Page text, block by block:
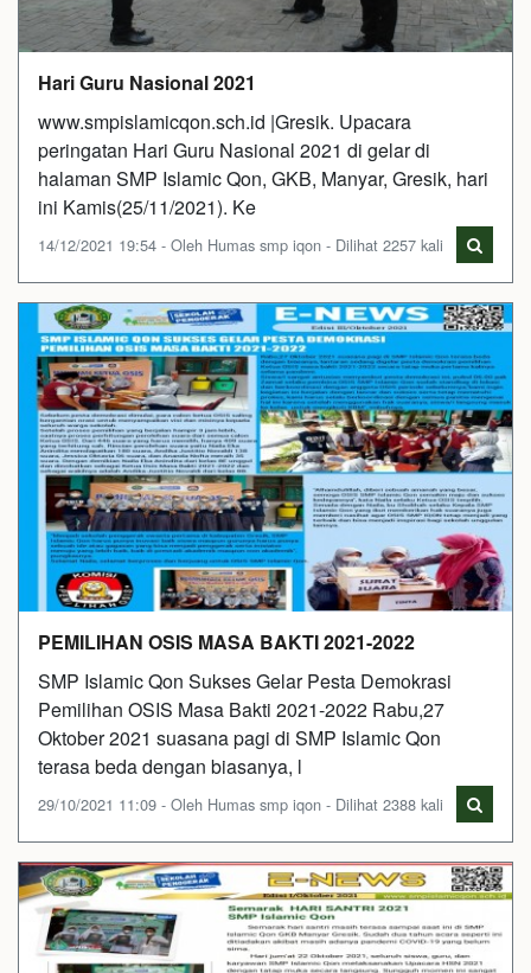
Hari Guru Nasional 2021
www.smpislamicqon.sch.id |Gresik. Upacara
peringatan Hari Guru Nasional 2021 di gelar di
halaman SMP Islamic Qon, GKB, Manyar, Gresik, hari
ini Kamis(25/11/2021). Ke
14/12/2021 19:54 - Oleh Humas smp iqon - Dilihat 2257 kali
PEMILIHAN OSIS MASA BAKTI 2021-2022
SMP Islamic Qon Sukses Gelar Pesta Demokrasi
Pemilihan OSIS Masa Bakti 2021-2022 Rabu,27
Oktober 2021 suasana pagi di SMP Islamic Qon
terasa beda dengan biasanya, l
29/10/2021 11:09 - Oleh Humas smp iqon - Dilihat 2388 kali